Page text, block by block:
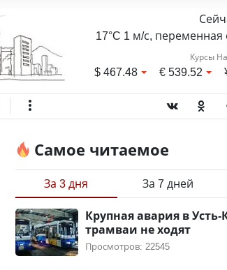
17°C 1 м/с, переменная
Курсы
$467.48 €539.52
Самое читаемое
За 3 дня За 7 дней
Крупная авария в
трамваи не ходят
Просмотров: 22545